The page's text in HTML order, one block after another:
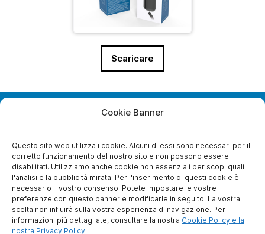
Cookie Banner
Questo sito web utilizza i cookie. Alcuni di essi sono necessari per il
corretto funzionamento del nostro sito e non possono essere
disabilitati. Utilizziamo anche cookie non essenziali per scopi quali
l'analisi e la pubblicità mirata. Per l'inserimento di questi cookie è
necessario il vostro consenso. Potete impostare le vostre
preferenze con questo banner e modificarle in seguito. La vostra
scelta non influirà sulla vostra esperienza di navigazione. Per
informazioni più dettagliate, consultare la nostra Cookie Policy e la
nostra Privacy Policy.
Scaricare
A PROPOSITO DI NOI
Chi siamo noi ?
Diventare socio